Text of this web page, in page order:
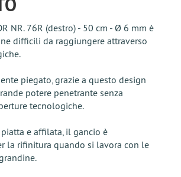
NR. 76R (destro) - 50 cm - Ø 6 mm è
difficili da raggiungere attraverso
piegato, grazie a questo design
potere penetrante senza
tecnologiche.
e affilata, il gancio è
la rifinitura quando si lavora con le